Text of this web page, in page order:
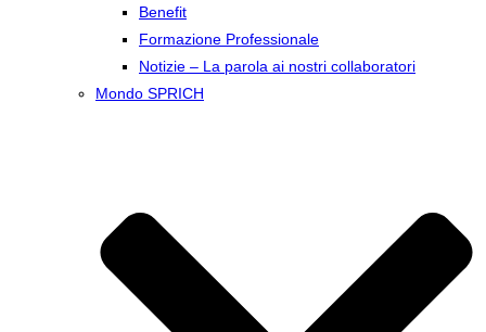
Benefit
Formazione Professionale
Notizie – La parola ai nostri collaboratori
Mondo SPRICH